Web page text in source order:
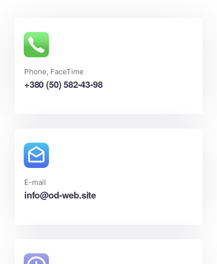
+380 (50) 582-43-98
Phone, FaceTime
info@od-web.site
E-mail